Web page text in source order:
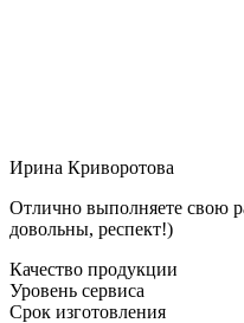
Ирина Криворотова
Отлично выполняете свою
довольны, респект!)
Качество продукции
Уровень сервиса
Срок изготовления